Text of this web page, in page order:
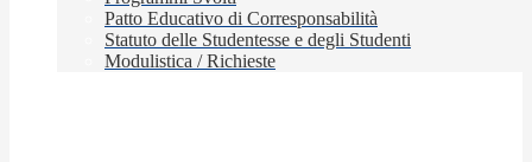
Patto Educativo di Corresponsabilità
Statuto delle Studentesse e degli Studenti
Modulistica / Richieste